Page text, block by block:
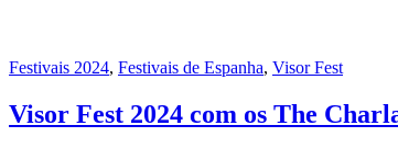
Festivais 2024, Festivais de Espanha, Visor Fest
Visor Fest 2024 com os The